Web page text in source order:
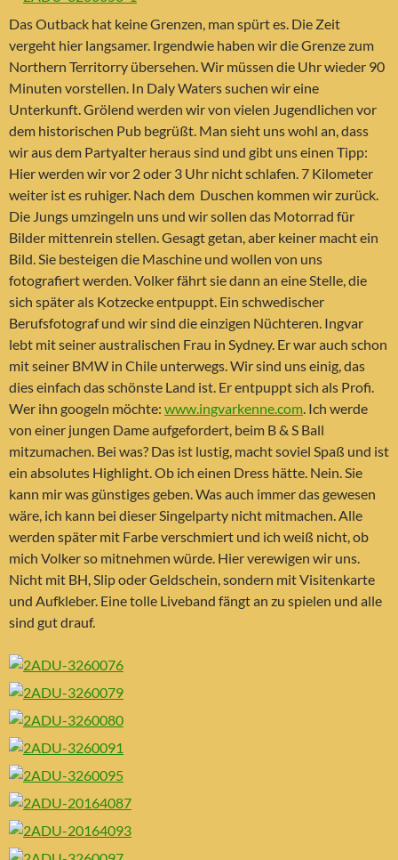
Das Outback hat keine Grenzen, man spürt es. Die Zeit
vergeht hier langsamer. Irgendwie haben wir die Grenze zum
Northern Territorry übersehen. Wir müssen die Uhr wieder 90
Minuten vorstellen. In Daly Waters suchen wir eine
Unterkunft. Grölend werden wir von vielen Jugendlichen vor
dem historischen Pub begrüßt. Man sieht uns wohl an, dass
wir aus dem Partyalter heraus sind und gibt uns einen Tipp:
Hier werden wir vor 2 oder 3 Uhr nicht schlafen. 7 Kilometer
weiter ist es ruhiger. Nach dem Duschen kommen wir zurück.
Die Jungs umzingeln uns und wir sollen das Motorrad für
Bilder mittenrein stellen. Gesagt getan, aber keiner macht ein
Bild. Sie besteigen die Maschine und wollen von uns
fotografiert werden. Volker fährt sie dann an eine Stelle, die
sich später als Kotzecke entpuppt. Ein schwedischer
Berufsfotograf und wir sind die einzigen Nüchteren. Ingvar
lebt mit seiner australischen Frau in Sydney. Er war auch schon
mit seiner BMW in Chile unterwegs. Wir sind uns einig, das
dies einfach das schönste Land ist. Er entpuppt sich als Profi.
Wer ihn googeln möchte: www.ingvarkenne.com. Ich werde
von einer jungen Dame aufgefordert, beim B & S Ball
mitzumachen. Bei was? Das ist lustig, macht soviel Spaß und ist
ein absolutes Highlight. Ob ich einen Dress hätte. Nein. Sie
kann mir was günstiges geben. Was auch immer das gewesen
wäre, ich kann bei dieser Singelparty nicht mitmachen. Alle
werden später mit Farbe verschmiert und ich weiß nicht, ob
mich Volker so mitnehmen würde. Hier verewigen wir uns.
Nicht mit BH, Slip oder Geldschein, sondern mit Visitenkarte
und Aufkleber. Eine tolle Liveband fängt an zu spielen und alle
sind gut drauf.